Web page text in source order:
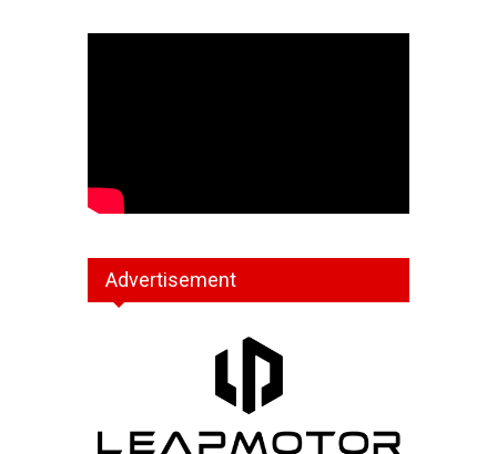
Advertisement